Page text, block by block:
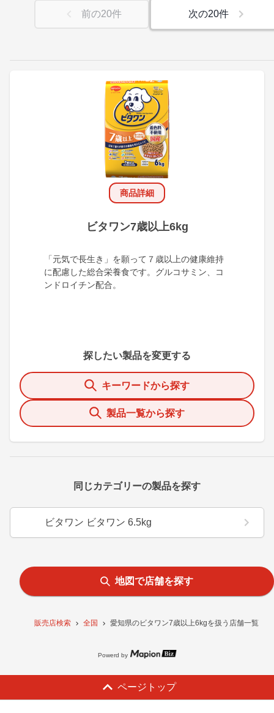
販売店検索 全国 愛知県のビタワン7歳以上6kgを扱う店舗一覧
商品詳細
ビタワン7歳以上6kg
「元気で長生き」を願って７歳以上の健康維持
に配慮した総合栄養食です。グルコサミン、コ
ンドロイチン配合。
探したい製品を変更する
キーワードから探す
製品一覧から探す
同じカテゴリーの製品を探す
ビタワン ビタワン 6.5kg
前の20件 次の20件
地図で店舗を探す
Powerd by
ページトップ